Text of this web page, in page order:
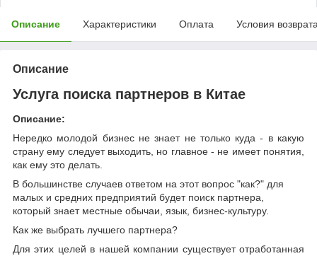
Описание Характеристики Оплата Условия
Описание
Услуга поиска партнеров в Китае
Описание:
Нередко молодой бизнес не знает не только куда - в какую
страну ему следует выходить, но главное - не имеет понятия,
как ему это делать.
В большинстве случаев ответом на этот вопрос "как?" для
малых и средних предприятий будет поиск партнера,
который знает местные обычаи, язык, бизнес-культуру.
Как же выбрать лучшего партнера?
Для этих целей в нашей компании существует отработанная